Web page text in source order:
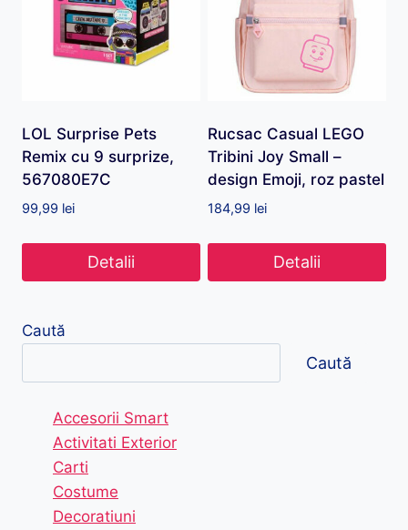
LOL Surprise Pets
Remix cu 9 surprize,
567080E7C
99,99 lei
Detalii
Rucsac Casual LEGO
Tribini Joy Small –
design Emoji, roz pastel
184,99 lei
Detalii
Caută
Caută
Accesorii Smart
Activitati Exterior
Carti
Costume
Decoratiuni